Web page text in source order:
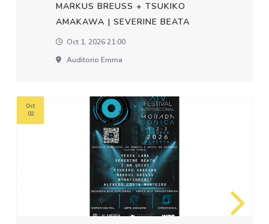
MARKUS BREUSS + TSUKIKO
AMAKAWA | SEVERINE BEATA
Oct 1, 2026 21:00
Auditorio Emma
Oct
02